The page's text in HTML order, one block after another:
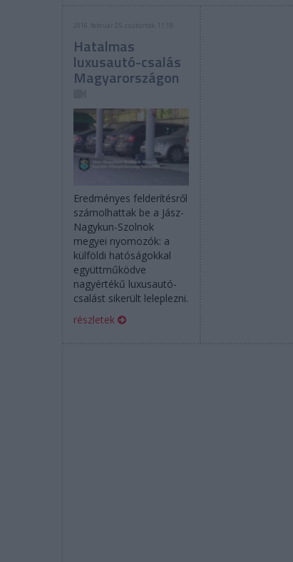
2016. február 25. csütörtök, 11:18
Hatalmas
luxusautó-csalás
Magyarországon
Eredményes felderítésről
számolhattak be a Jász-
Nagykun-Szolnok
megyei nyomozók: a
külföldi hatóságokkal
együttműködve
nagyértékű luxusautó-
csalást sikerült leleplezni.
részletek